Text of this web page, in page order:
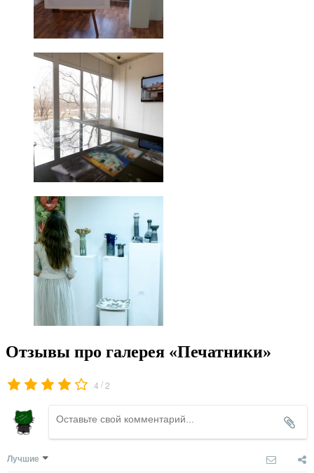
Отзывы про галерея «Печатники»
4 /2
Лучшие